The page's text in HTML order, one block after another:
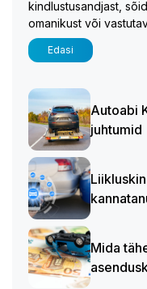
kindlustusandjast,
omanikust või
Edasi
Autoabi
juhtumid
Mida